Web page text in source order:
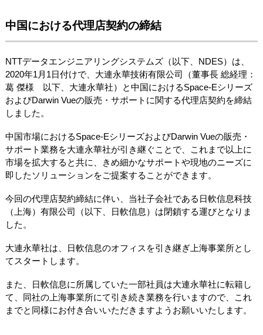
中国における代理店契約の締結
NTTデータエンジニアリングシステムズ（以下、NDES）は、
2020年1月1日付けで、大連永華技術有限公司（董事長 総経理：
葛 傑様 以下、大連永華社）と中国におけるSpace-Eシリーズ
およびDarwin Vueの販売・サポートに関する代理店契約を締結
しました。
中国市場におけるSpace-EシリーズおよびDarwin Vueの販売・
サポート業務を大連永華社が引き継ぐことで、これまで以上に
市場を拡大すると共に、きめ細かなサポートや現地のニーズに
即したソリューションをご提案することができます。
今回の代理店契約締結に伴い、当社子会社である日軟信息科技
（上海）有限公司（以下、日軟信息）は閉鎖する運びとなりま
した。
大連永華社は、日軟信息のオフィスを引き継ぎ上海事業所とし
てスタートします。
また、日軟信息に所属していた一部社員は大連永華社に転籍し
て、同社の上海事業所にて引き続き業務を行いますので、これ
までと同様にお付き合いいただきますようお願いいたします。